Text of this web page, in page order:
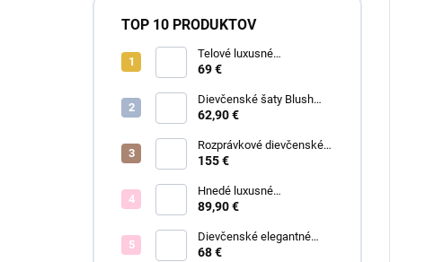
TOP 10 PRODUKTOV
Telové luxusné
dievčenské šaty Eva
69 €
Dievčenské šaty Blush
Grace pink
62,90 €
Rozprávkové dievčenské
šaty Fiona
155 €
Hnedé luxusné
dievčenské šaty Linda
89,90 €
Dievčenské elegantné
šaty Lisa
68 €